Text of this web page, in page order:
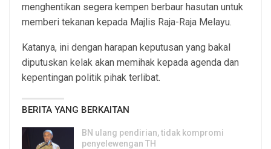
menghentikan segera kempen berbaur hasutan untuk
memberi tekanan kepada Majlis Raja-Raja Melayu.
Katanya, ini dengan harapan keputusan yang bakal
diputuskan kelak akan memihak kepada agenda dan
kepentingan politik pihak terlibat.
BERITA YANG BERKAITAN
BN ulang pendirian, tidak kompromi
penyelewengan TH